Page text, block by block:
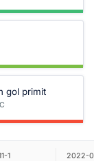
gol primit
1 2022-